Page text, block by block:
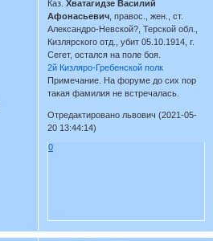
Каз.Хватагидзе Василий
Афонасьевич , правос., жен., ст.
Александро-Невской?, Терской обл.,
Кизлярского отд., убит 05.10.1914, г.
Сегет, остался на поле боя.
2й Кизляро-Гребенской полк
Примечание. На форуме до сих пор
такая фамилия не встречалась.
Отредактировано львович (2021-05-
20 13:44:14)
0